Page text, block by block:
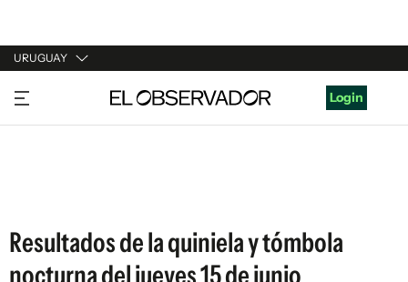
URUGUAY
URUGUAY
ARGENTINA
Login
Resultados de la quiniela y tómbola
nocturna del jueves 15 de junio